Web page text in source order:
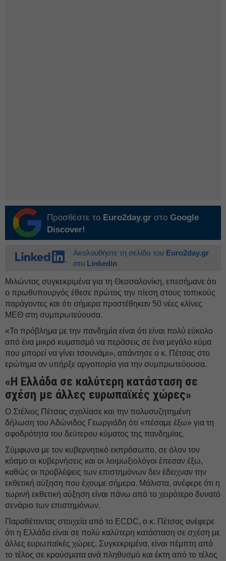
Προσθέστε το Euro2day.gr στο Google
Discover!
Ακολουθήστε τη σελίδα του Euro2day.gr
στο Linkedin
Μιλώντας συγκεκριμένα για τη Θεσσαλονίκη, επεσήμανε ότι
ο πρωθυπουργός έθεσε πρώτος την πίεση στους τοπικούς
παράγοντες και ότι σήμερα προστέθηκαν 50 νέες κλίνες
ΜΕΘ στη συμπρωτεύουσα.
«Το πρόβλημα με την πανδημία είναι ότι είναι πολύ εύκολο
από ένα μικρό κυματισμό να περάσεις σε ένα μεγάλο κύμα
που μπορεί να γίνει τσουνάμι», απάντησε ο κ. Πέτσας στο
ερώτημα αν υπήρξε αργοπορία για την συμπρωτεύουσα.
«Η Ελλάδα σε καλύτερη κατάσταση σε
σχέση με άλλες ευρωπαϊκές χώρες»
Ο Στέλιος Πέτσας σχολίασε και την πολυσυζητημένη
δήλωση του Αδώνιδος Γεωργιάδη ότι «πέσαμε έξω» για τη
σφοδρότητα του δεύτερου κύματος της πανδημίας.
Σύμφωνα με τον κυβερνητικό εκπρόσωπο, σε όλον τον
κόσμο οι κυβερνήσεις και οι λοιμωξιολόγοι έπεσαν έξω,
καθώς οι προβλέψεις των επιστημόνων δεν έδειχναν την
εκθετική αύξηση που έχουμε σήμερα. Μάλιστα, ανέφερε ότι η
τωρινή εκθετική αύξηση είναι πάνω από το χειρότερο δυνατό
σενάριο των επιστημόνων.
Παραθέτοντας στοιχεία από το ECDC, ο κ. Πέτσας ανέφερε
ότι η Ελλάδα είναι σε πολύ καλύτερη κατάσταση σε σχέση με
άλλες ευρωπαϊκές χώρες. Συγκεκριμένα, είναι πέμπτη από
το τέλος σε κρούσματα ανά πληθυσμό και έκτη από το τέλος